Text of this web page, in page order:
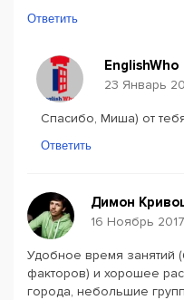
Ответить
EnglishWho
23 Январь
Спасибо, Миша) от
Ответить
Димон
16 Ноябрь
Удобное время занятий
факторов) и хорошее
города, небольшие